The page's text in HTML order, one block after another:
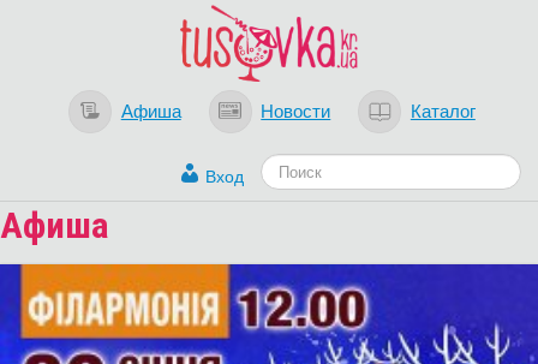
Афиша Новости Каталог
Вход
Афиша